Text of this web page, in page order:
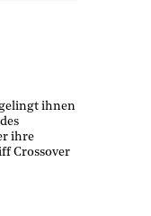
ihnen
ihre
Crossover